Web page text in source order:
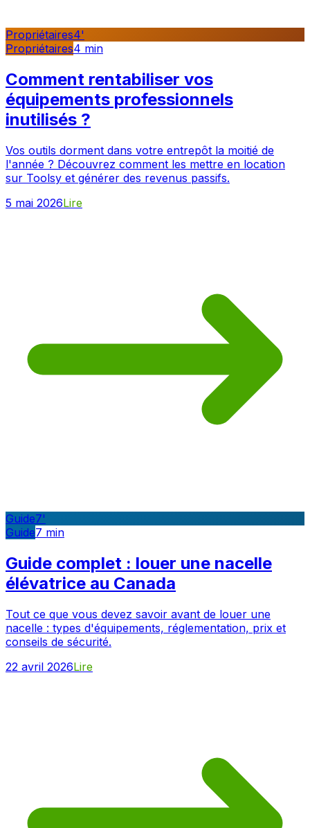
Propriétaires4'
Propriétaires4 min
Comment rentabiliser vos
équipements professionnels
inutilisés ?
Vos outils dorment dans votre entrepôt la moitié de
l'année ? Découvrez comment les mettre en location
sur Toolsy et générer des revenus passifs.
5 mai 2026Lire
Guide7'
Guide7 min
Guide complet : louer une nacelle
élévatrice au Canada
Tout ce que vous devez savoir avant de louer une
nacelle : types d'équipements, réglementation, prix et
conseils de sécurité.
22 avril 2026Lire